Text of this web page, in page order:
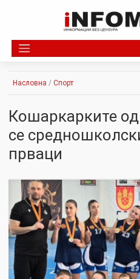
Насловна / Спорт
Кошаркарките
се
прваци